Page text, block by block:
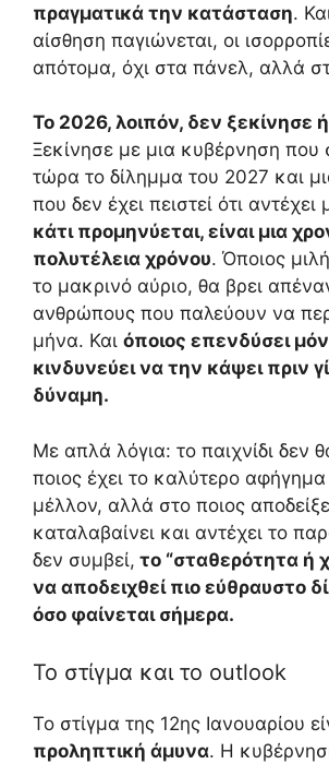
πραγματικά την κατάσταση.
αίσθηση παγιώνεται, οι
απότομα, όχι στα πάνελ, αλλά
Το 2026, λοιπόν, δεν ξεκίνησε
Ξεκίνησε με μια κυβέρνηση που
τώρα το δίλημμα του 2027 και
που δεν έχει πειστεί ότι αντέχει
κάτι προμηνύεται, είναι μια
πολυτέλεια χρόνου. Όποιος
το μακρινό αύριο, θα βρει
ανθρώπους που παλεύουν να
μήνα. Και όποιος επενδύσει
κινδυνεύει να την κάψει πριν
δύναμη.
Με απλά λόγια: το παιχνίδι δεν
ποιος έχει το καλύτερο αφήγημα
μέλλον, αλλά στο ποιος
καταλαβαίνει και αντέχει το
δεν συμβεί, το “σταθερότητα ή
να αποδειχθεί πιο εύθραυστο
όσο φαίνεται σήμερα.
Το στίγμα και το outlook
Το στίγμα της 12ης Ιανουαρίου
προληπτική άμυνα. Η